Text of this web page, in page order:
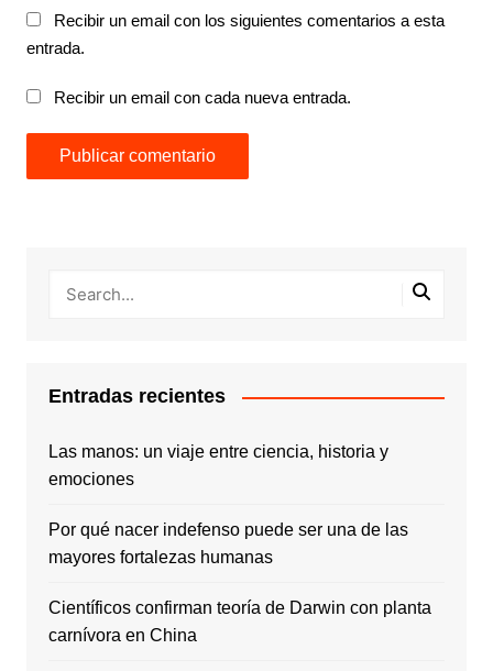
Recibir un email con los siguientes comentarios a esta
entrada.
Recibir un email con cada nueva entrada.
Entradas recientes
Las manos: un viaje entre ciencia, historia y
emociones
Por qué nacer indefenso puede ser una de las
mayores fortalezas humanas
Científicos confirman teoría de Darwin con planta
carnívora en China